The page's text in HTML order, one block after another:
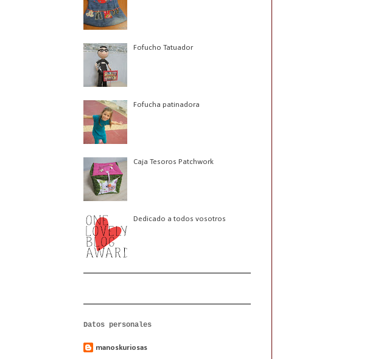
Fofucho Tatuador
Fofucha patinadora
Caja Tesoros Patchwork
Dedicado a todos vosotros
Datos personales
manoskuriosas